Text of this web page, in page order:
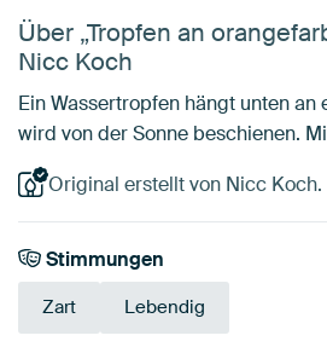
Über „Tropfen an
Nicc Koch
Ein Wassertropfen hängt unten an
wird von der Sonne beschienen.
Original erstellt von Nicc Koch.
Stimmungen
Zart Lebendig